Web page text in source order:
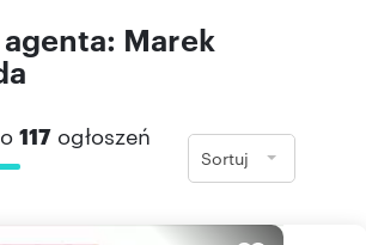
Marek
117 ogłoszeń
Sortuj